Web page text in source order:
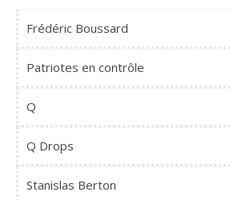
Frédéric Boussard
Patriotes en contrôle
Q
Q Drops
Stanislas Berton